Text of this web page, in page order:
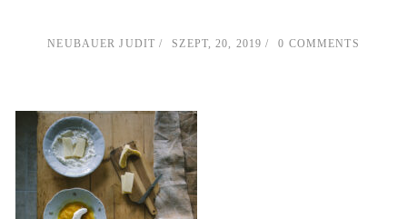
NEUBAUER JUDIT SZEPT, 20, 2019 0 COMMENTS